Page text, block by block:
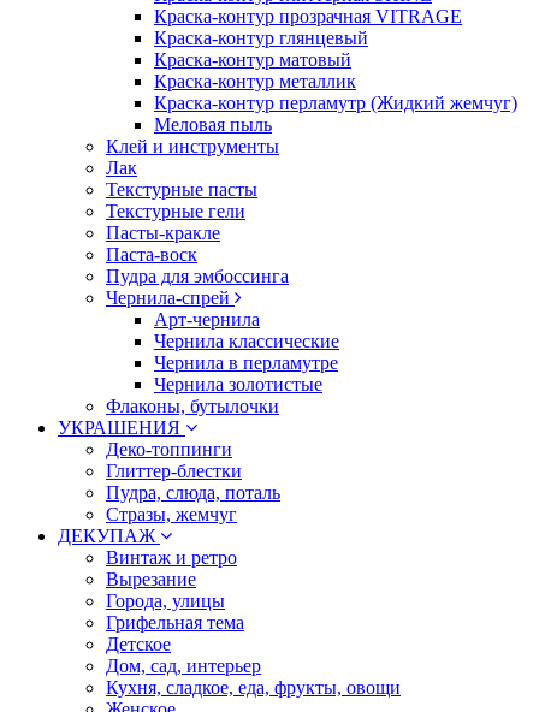
Краска-контур прозрачная VITRAGE
Краска-контур глянцевый
Краска-контур матовый
Краска-контур металлик
Краска-контур перламутр (Жидкий жемчуг)
Меловая пыль
Клей и инструменты
Лак
Текстурные пасты
Текстурные гели
Пасты-кракле
Паста-воск
Пудра для эмбоссинга
Чернила-спрей
Арт-чернила
Чернила классические
Чернила в перламутре
Чернила золотистые
Флаконы, бутылочки
УКРАШЕНИЯ
Деко-топпинги
Глиттер-блестки
Пудра, слюда, поталь
Стразы, жемчуг
ДЕКУПАЖ
Винтаж и ретро
Вырезание
Города, улицы
Грифельная тема
Детское
Дом, сад, интерьер
Кухня, сладкое, еда, фрукты, овощи